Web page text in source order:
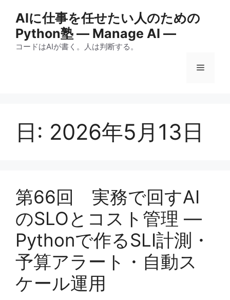
AIに仕事を任せたい人のための
Python塾 ― Manage AI ―
コードはAIが書く。人は判断する。
メ
日: 2026年5月13日
第66回 実務で回すAI
のSLOとコスト管理 —
Pythonで作るSLI計測・
予算アラート・自動ス
ケール運用